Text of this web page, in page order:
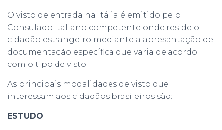
O visto de entrada na Itália é emitido pelo
Consulado Italiano competente onde reside o
cidadão estrangeiro mediante a apresentação de
documentação específica que varia de acordo
com o tipo de visto.
As principais modalidades de visto que
interessam aos cidadãos brasileiros são:
ESTUDO